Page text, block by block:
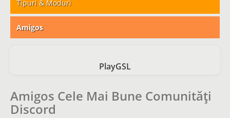
Tipuri & Moduri
Amigos
PlayGSL
Amigos Cele Mai Bune Comunități
Discord